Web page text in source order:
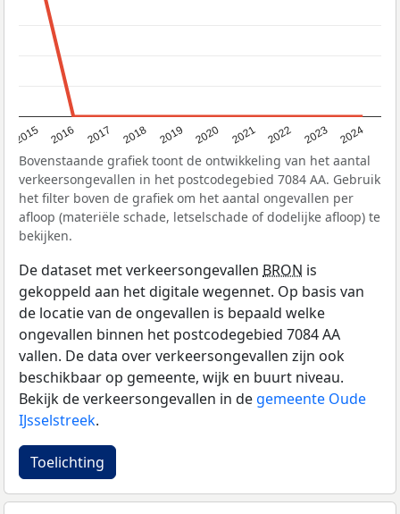
2015 2016 2017 2018 2019 2020 2021 2022 2023 2024
Bovenstaande grafiek toont de ontwikkeling van het aantal
verkeersongevallen in het postcodegebied 7084 AA. Gebruik
het filter boven de grafiek om het aantal ongevallen per
afloop (materiële schade, letselschade of dodelijke afloop) te
bekijken.
De dataset met verkeersongevallen BRON is
gekoppeld aan het digitale wegennet. Op basis van
de locatie van de ongevallen is bepaald welke
ongevallen binnen het postcodegebied 7084 AA
vallen. De data over verkeersongevallen zijn ook
beschikbaar op gemeente, wijk en buurt niveau.
Bekijk de verkeersongevallen in de gemeente Oude
IJsselstreek.
Toelichting